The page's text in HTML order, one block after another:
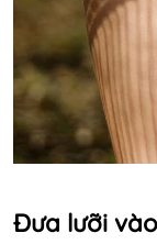
Đưa lưỡi